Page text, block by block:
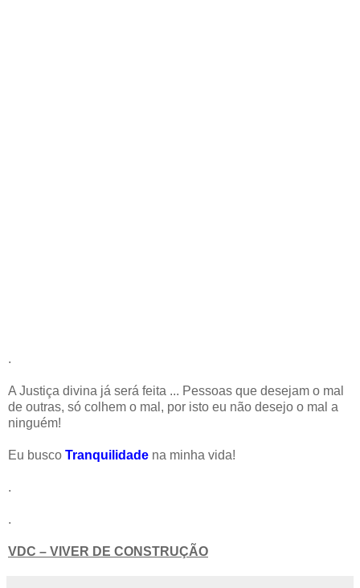
.
A Justiça divina já será feita ... Pessoas que desejam o mal
de outras, só colhem o mal, por isto eu não desejo o mal a
ninguém!
Eu busco Tranquilidade na minha vida!
.
.
VDC – VIVER DE CONSTRUÇÃO